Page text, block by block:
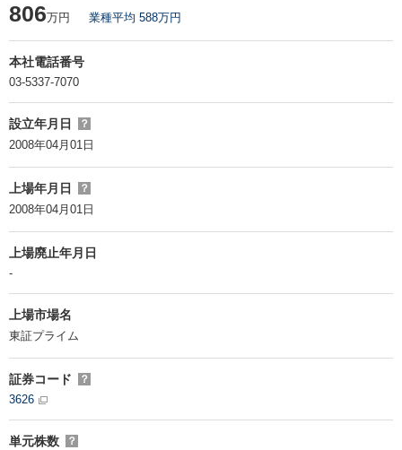
806万円 業種平均 588万円
本社電話番号
03-5337-7070
設立年月日 ？
2008年04月01日
上場年月日 ？
2008年04月01日
上場廃止年月日
-
上場市場名
東証プライム
証券コード ？
3626
単元株数 ？